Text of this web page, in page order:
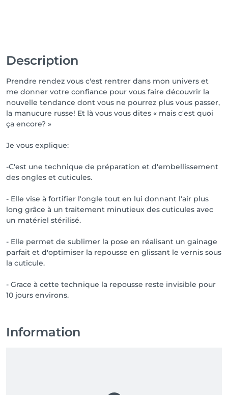
Description
Prendre rendez vous c'est rentrer dans mon univers et
me donner votre confiance pour vous faire découvrir la
nouvelle tendance dont vous ne pourrez plus vous passer,
la manucure russe! Et là vous vous dites « mais c'est quoi
ça encore? »
Je vous explique:
-C'est une technique de préparation et d'embellissement
des ongles et cuticules.
- Elle vise à fortifier l'ongle tout en lui donnant l'air plus
long grâce à un traitement minutieux des cuticules avec
un matériel stérilisé.
- Elle permet de sublimer la pose en réalisant un gainage
parfait et d'optimiser la repousse en glissant le vernis sous
la cuticule.
- Grace à cette technique la repousse reste invisible pour
10 jours environs.
Information